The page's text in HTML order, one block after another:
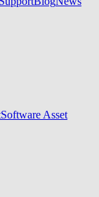
Software Asset